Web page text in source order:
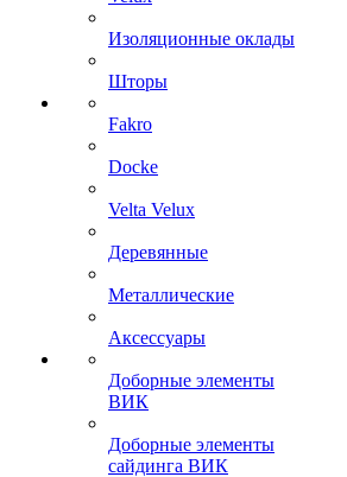
Изоляционные оклады
Шторы
Fakro
Docke
Velta Velux
Деревянные
Металлические
Аксессуары
Доборные элементы
ВИК
Доборные элементы
сайдинга ВИК